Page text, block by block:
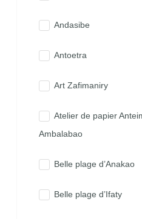
Andasibe
Antoetra
Art Zafimaniry
Atelier de papier
Ambalabao
Belle plage d’Anakao
Belle plage d’Ifaty